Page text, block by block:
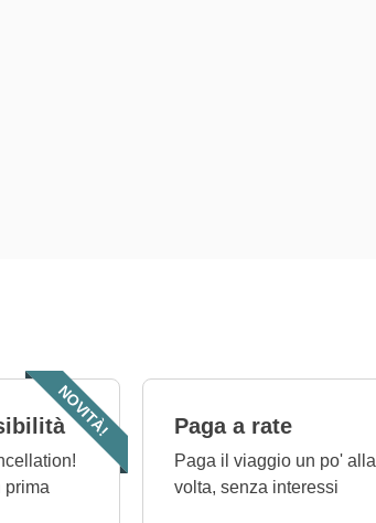
NOVITÀ!
prima
Paga a rate
Paga il viaggio un po' alla
volta, senza interessi